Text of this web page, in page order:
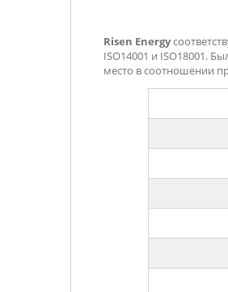
Risen Energy
ISO14001 и ISO18001.
место в соотношении